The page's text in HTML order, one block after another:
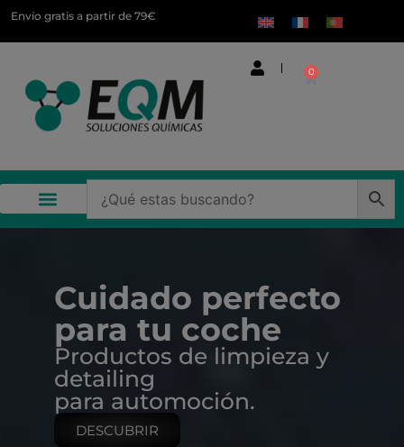
Envío gratis a partir de 79€
0
Cuidado perfecto
para tu coche
Productos de limpieza y
detailing
para automoción.
DESCUBRIR